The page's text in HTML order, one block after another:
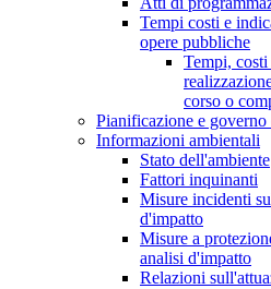
Tempi costi e
opere pubbliche
Tempi,
corso o
Pianificazione e
Informazioni ambientali
Stato dell'ambiente
Fattori inquinanti
Misure incidenti
d'impatto
Misure a
analisi d'impatto
Relazioni